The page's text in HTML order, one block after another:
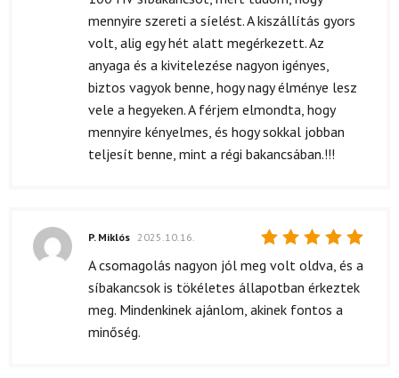
mennyire szereti a síelést. A kiszállítás gyors
volt, alig egy hét alatt megérkezett. Az
anyaga és a kivitelezése nagyon igényes,
biztos vagyok benne, hogy nagy élménye lesz
vele a hegyeken. A férjem elmondta, hogy
mennyire kényelmes, és hogy sokkal jobban
teljesít benne, mint a régi bakancsában.!!!
Értékelés:
5
P. Miklós 2025.10.16.
A csomagolás nagyon jól meg volt oldva, és a
síbakancsok is tökéletes állapotban érkeztek
meg. Mindenkinek ajánlom, akinek fontos a
minőség.